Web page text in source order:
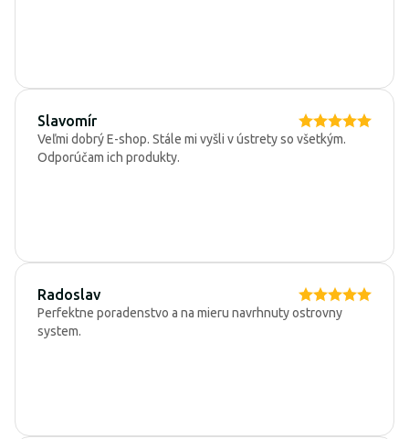
Slavomír
Veľmi dobrý E-shop. Stále mi vyšli v ústrety so všetkým.
Odporúčam ich produkty.
Radoslav
Perfektne poradenstvo a na mieru navrhnuty ostrovny
system.